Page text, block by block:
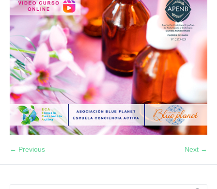
← Previous Next →